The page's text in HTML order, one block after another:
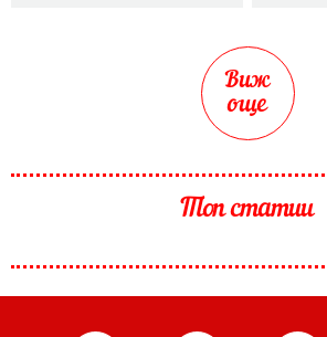
Виж
още
Топ статии